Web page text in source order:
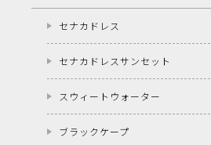
セナカドレス
セナカドレスサンセット
スウィートウォーター
ブラックケープ